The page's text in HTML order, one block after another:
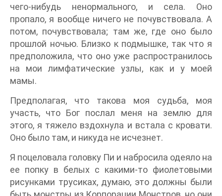
чего-нибудь ненормального, и села. Оно
пропало, я вообще ничего не почувствовала. А
потом, почувствовала; там же, где оно было
прошлой ночью. Близко к подмышке, так что я
предположила, что оно уже распространилось
на мои лимфатические узлы, как и у моей
мамы.
Предполагая, что такова моя судьба, моя
участь, что Бог послал меня на землю для
этого, я тяжело вздохнула и встала с кровати.
Оно было там, и никуда не исчезнет.
Я поцеловала головку Пи и набросила одеяло на
ее попку в белых с какими-то фиолетовыми
рисунками трусиках, думаю, это должны были